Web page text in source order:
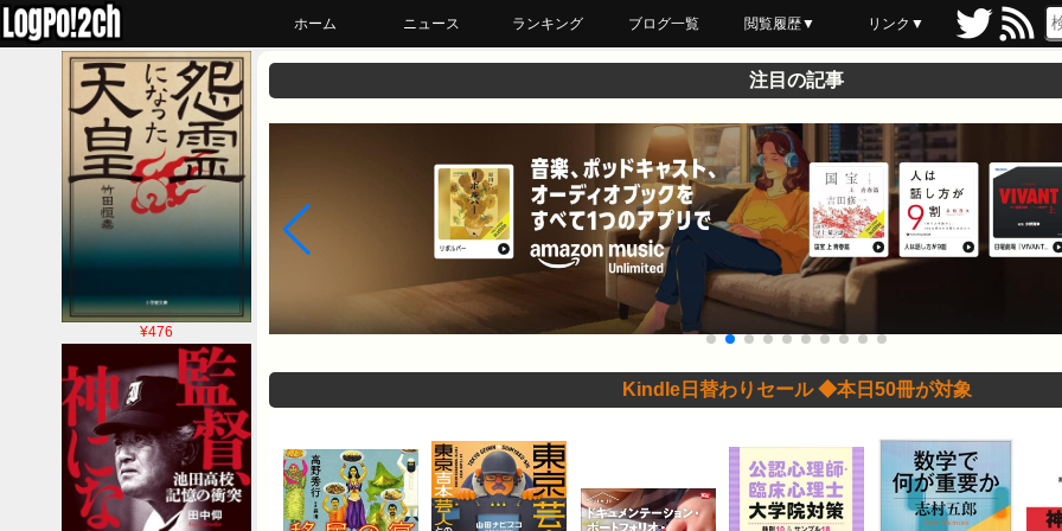
ホーム ニュース ランキング ブログ一覧 閲覧履歴▼
最近読んだ
あとで読む
ブックマーク
リンク▼
¥476
注目の記事
Kindle日替わりセール ◆本日50冊が対象